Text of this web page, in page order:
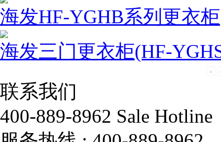
海发HF-YGHB系列更衣柜
海发三门更衣柜(HF-
«
联系我们
400-889-8962 Sale Hotline